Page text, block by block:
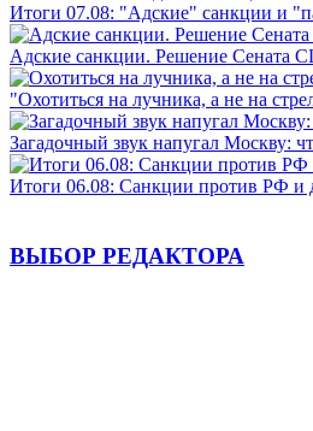
Итоги 07.08: "Адские" санкции и
Адские санкции. Решение Сената
"Охотиться на лучника, а не на
Загадочный звук напугал Москву:
Итоги 06.08: Санкции против РФ и
ВЫБОР РЕДАКТОРА